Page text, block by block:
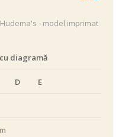
- model imprimat
cu diagramă
D E
color